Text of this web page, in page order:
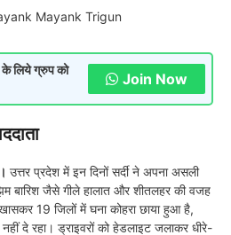
Mayank Trigun
लिये ग्रुप को
Join Now
उत्तर प्रदेश में इन दिनों सर्दी ने अपना असली
बारिश जैसे गीले हालात और शीतलहर की वजह
19 जिलों में घना कोहरा छाया हुआ है,
दे रहा। ड्राइवरों को हेडलाइट जलाकर धीरे-